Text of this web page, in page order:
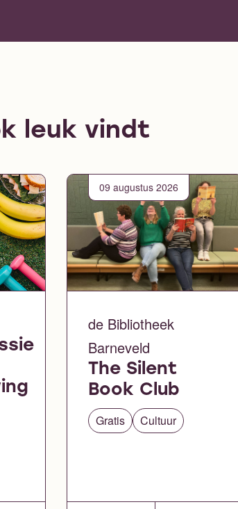
leuk vindt
09 augustus 2026
de Bibliotheek
Barneveld
The Silent
Book Club
Gratis Cultuur